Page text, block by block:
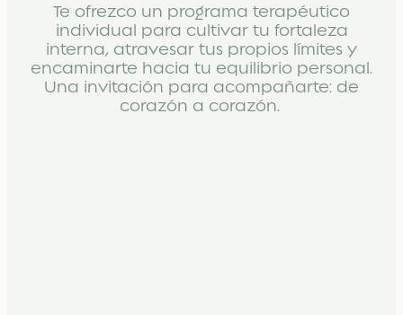
Te ofrezco un programa terapéutico
individual para cultivar tu fortaleza
interna, atravesar tus propios límites y
encaminarte hacia tu equilibrio personal.
Una invitación para acompañarte: de
corazón a corazón.